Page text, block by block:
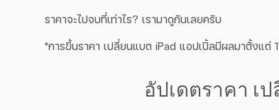
ราคาจะไปจบที่เท่าไร? เรามาดูกันเลยครับ
*การขึ้นราคา เปลี่ยนแบต iPad แอปเปิ้ลมีผลมาตั้งแต่
อัปเดตราคา เ